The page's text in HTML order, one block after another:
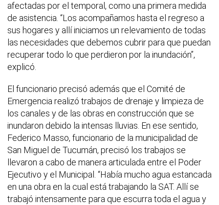
afectadas por el temporal, como una primera medida
de asistencia. “Los acompañamos hasta el regreso a
sus hogares y allí iniciamos un relevamiento de todas
las necesidades que debemos cubrir para que puedan
recuperar todo lo que perdieron por la inundación”,
explicó.
El funcionario precisó además que el Comité de
Emergencia realizó trabajos de drenaje y limpieza de
los canales y de las obras en construcción que se
inundaron debido la intensas lluvias. En ese sentido,
Federico Masso, funcionario de la municipalidad de
San Miguel de Tucumán, precisó los trabajos se
llevaron a cabo de manera articulada entre el Poder
Ejecutivo y el Municipal. “Había mucho agua estancada
en una obra en la cual está trabajando la SAT. Allí se
trabajó intensamente para que escurra toda el agua y